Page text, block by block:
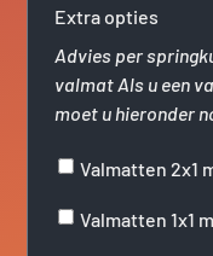
Extra opties
Advies per
valmat Als u een
moet u hieronder
Valmatten 2x1
Valmatten 1x1